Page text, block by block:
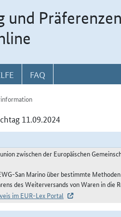
und Präferenzen
FAQ
11.09.2024
zwischen der Europäischen
San Marino über bestimmte
des Weiterversands von Waren in die
im EUR-Lex Portal